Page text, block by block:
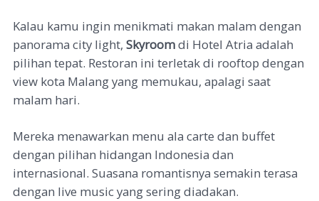
Kalau kamu ingin menikmati makan malam dengan
panorama city light, Skyroomdi Hotel Atria adalah
pilihan tepat. Restoran ini terletak di rooftop dengan
view kota Malang yang memukau, apalagi saat
malam hari.
Mereka menawarkan menu ala carte dan buffet
dengan pilihan hidangan Indonesia dan
internasional. Suasana romantisnya semakin terasa
dengan live music yang sering diadakan.